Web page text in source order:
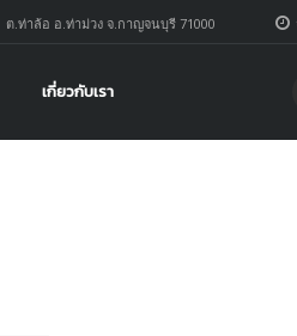
ต.ท่าล้อ อ.ท่าม่วง จ.กาญจนบุรี 71000
เกี่ยวกับเรา